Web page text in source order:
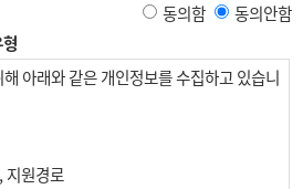
업장 대표자, 업태, 종목, 사업장 전화, 팩
자 수, 수강료 환급 계좌정보
동의함
동의안함
아래와 같은 개인정보를 수집하고 있습니
지원경로